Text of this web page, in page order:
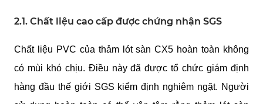
2.1. Chất liệu cao cấp được chứng nhận SGS
Chất liệu PVC của thảm lót sàn CX5 hoàn toàn không
có mùi khó chịu. Điều này đã được tổ chức giám định
hàng đầu thế giới SGS kiểm định nghiêm ngặt. Người